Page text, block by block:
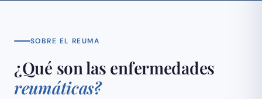
SOBRE EL REUMA
¿Qué son las enfermedades
reumáticas?